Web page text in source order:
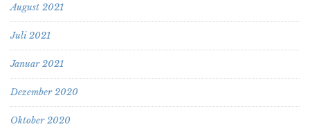
August 2021
Juli 2021
Januar 2021
Dezember 2020
Oktober 2020